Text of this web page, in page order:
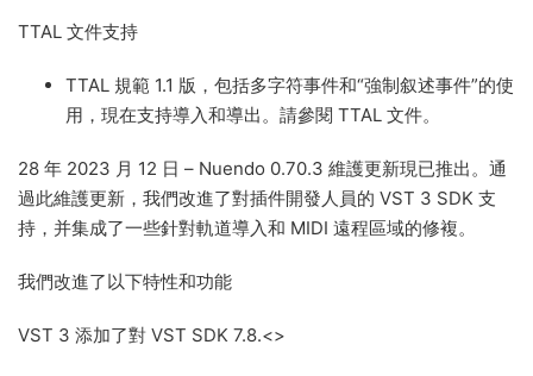
TTAL 文件支持
TTAL 規範 1.1 版，包括多字符事件和“強制叙述事件”的使
用，現在支持導入和導出。請參閱 TTAL 文件。
28 年 2023 月 12 日 – Nuendo 0.70.3 維護更新現已推出。通
過此維護更新，我們改進了對插件開發人員的 VST 3 SDK 支
持，并集成了一些針對軌道導入和 MIDI 遠程區域的修複。
我們改進了以下特性和功能
VST 3 添加了對 VST SDK 7.8.<>